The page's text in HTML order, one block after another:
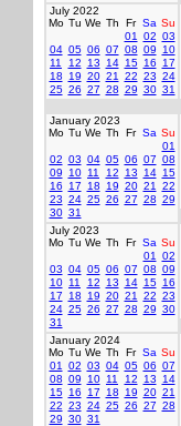
July 2022
Mo Tu We Th Fr Sa Su
01
02 03
04 05 06 07 08 09
10
11
12 13 14 15 16
17
18
19 20 21 22 23 24
25 26 27 28 29 30 31
January 2023
Mo Tu We Th Fr Sa Su
01
02 03 04 05 06 07 08
09
10 11 12 13 14 15
16
17 18 19 20 21
22
23 24 25 26 27 28 29
30 31
July 2023
Mo Tu We Th Fr Sa Su
01
02
03 04 05 06 07 08 09
10 11 12 13 14 15 16
17
18 19 20 21 22 23
24 25 26 27 28 29 30
31
January 2024
Mo Tu We Th Fr Sa Su
01
02 03 04 05 06 07
08 09 10 11 12 13
14
15 16 17 18 19 20 21
22 23 24 25 26 27 28
29 30 31